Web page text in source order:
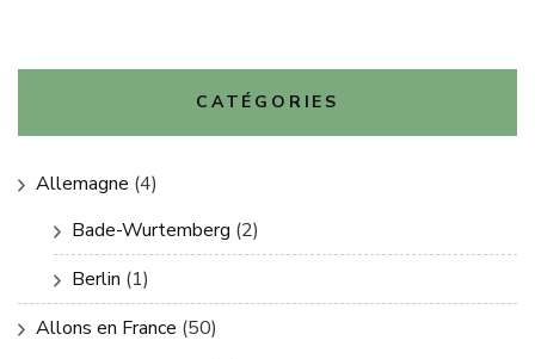
CATÉGORIES
Allemagne (4)
Bade-Wurtemberg (2)
Berlin (1)
Allons en France (50)